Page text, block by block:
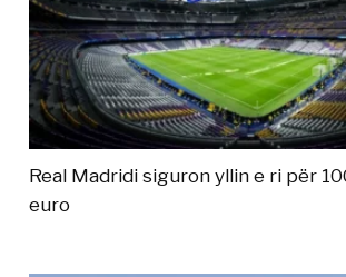
Real Madridi siguron yllin e ri për
euro